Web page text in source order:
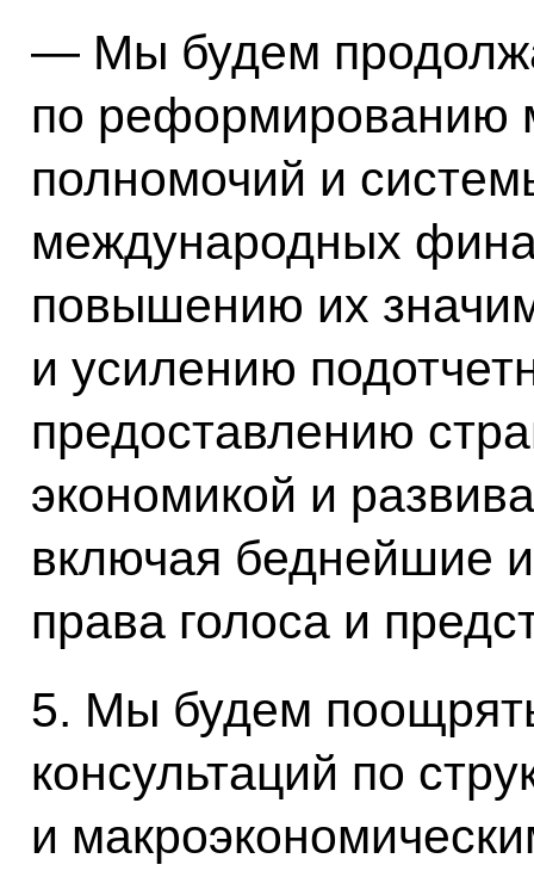
— Мы будем
по реформированию
полномочий и
международных
повышению их
и усилению
предоставлению
экономикой и
включая беднейшие
права голоса и
5. Мы будем
консультаций по
и